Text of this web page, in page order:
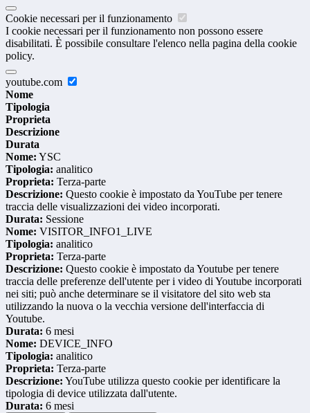
Cookie necessari per il funzionamento
I cookie necessari per il funzionamento non possono essere
disabilitati. È possibile consultare l'elenco nella pagina della cookie
policy.
youtube.com
Nome
Tipologia
Proprieta
Descrizione
Durata
Nome: YSC
Tipologia: analitico
Proprieta: Terza-parte
Descrizione: Questo cookie è impostato da YouTube per tenere
traccia delle visualizzazioni dei video incorporati.
Durata: Sessione
Nome: VISITOR_INFO1_LIVE
Tipologia: analitico
Proprieta: Terza-parte
Descrizione: Questo cookie è impostato da Youtube per tenere
traccia delle preferenze dell'utente per i video di Youtube incorporati
nei siti; può anche determinare se il visitatore del sito web sta
utilizzando la nuova o la vecchia versione dell'interfaccia di
Youtube.
Durata: 6 mesi
Nome: DEVICE_INFO
Tipologia: analitico
Proprieta: Terza-parte
Descrizione: YouTube utilizza questo cookie per identificare la
tipologia di device utilizzata dall'utente.
Durata: 6 mesi